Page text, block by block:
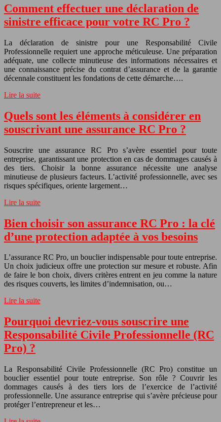
Comment effectuer une déclaration de
sinistre efficace pour votre RC Pro ?
La déclaration de sinistre pour une Responsabilité Civile
Professionnelle requiert une approche méticuleuse. Une préparation
adéquate, une collecte minutieuse des informations nécessaires et
une connaissance précise du contrat d’assurance et de la garantie
décennale constituent les fondations de cette démarche….
Lire la suite
Quels sont les éléments à considérer en
souscrivant une assurance RC Pro ?
Souscrire une assurance RC Pro s’avère essentiel pour toute
entreprise, garantissant une protection en cas de dommages causés à
des tiers. Choisir la bonne assurance nécessite une analyse
minutieuse de plusieurs facteurs. L’activité professionnelle, avec ses
risques spécifiques, oriente largement…
Lire la suite
Bien choisir son assurance RC Pro : la clé
d’une protection adaptée à vos besoins
L’assurance RC Pro, un bouclier indispensable pour toute entreprise.
Un choix judicieux offre une protection sur mesure et robuste. Afin
de faire le bon choix, divers critères entrent en jeu comme la nature
des risques couverts, les limites d’indemnisation, ou…
Lire la suite
Pourquoi devriez-vous souscrire une
Responsabilité Civile Professionnelle (RC
Pro) ?
La Responsabilité Civile Professionnelle (RC Pro) constitue un
bouclier essentiel pour toute entreprise. Son rôle ? Couvrir les
dommages causés à des tiers lors de l’exercice de l’activité
professionnelle. Une assurance entreprise qui s’avère précieuse pour
protéger l’entrepreneur et les…